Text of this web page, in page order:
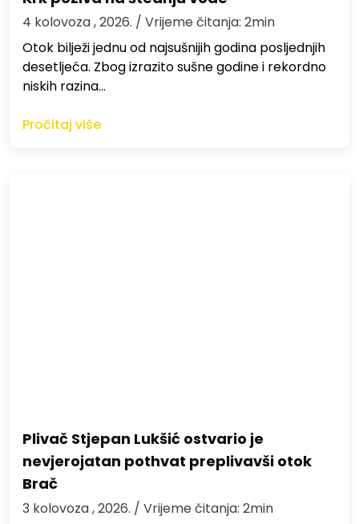
4 kolovoza , 2026. / Vrijeme čitanja: 2min
Otok bilježi jednu od najsušnijih godina posljednjih
desetljeća. Zbog izrazito sušne godine i rekordno
niskih razina…
Pročitaj više
Plivač Stjepan Lukšić ostvario je
nevjerojatan pothvat preplivavši otok
Brač
3 kolovoza , 2026. / Vrijeme čitanja: 2min